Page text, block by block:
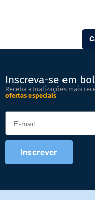
Inscreva-se em
Receba atualizações mais
ofertas especiais
Inscrever